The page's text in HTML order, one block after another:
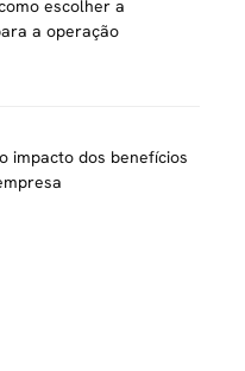
escolher a
a operação
impacto dos benefícios